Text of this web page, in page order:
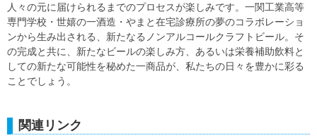
人々の元に届けられるまでのプロセスが楽しみです。一関工業高等
専門学校・世嬉の一酒造・やまと在宅診療所の夢のコラボレーショ
ンから生み出される、新たなるノンアルコールクラフトビール。そ
の完成と共に、新たなビールの楽しみ方、あるいは栄養補助飲料と
しての新たな可能性を秘めた一商品が、私たちの日々を豊かに彩る
ことでしょう。
関連リンク